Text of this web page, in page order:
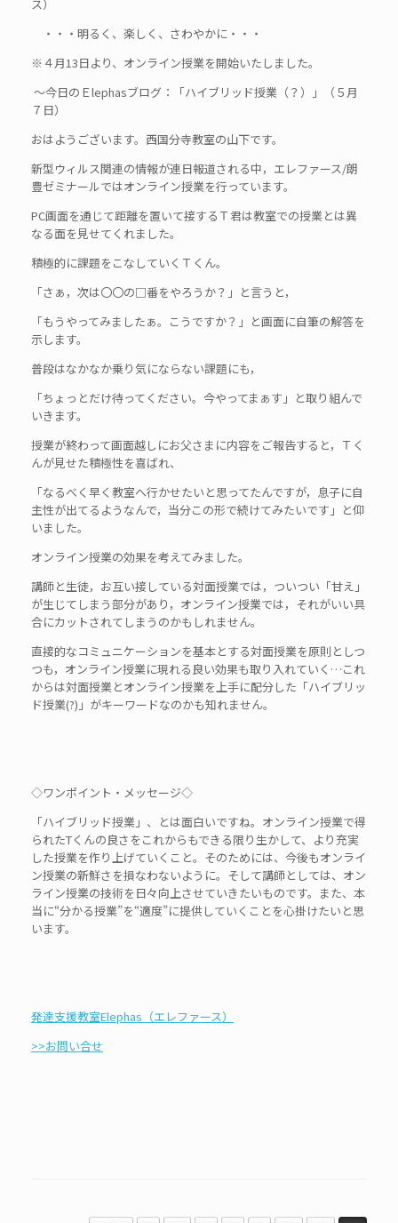
ス）
・・・明るく、楽しく、さわやかに・・・
※４月13日より、オンライン授業を開始いたしました。
～今日のＥlephasブログ：「ハイブリッド授業（？）」（５月
７日）
おはようございます。西国分寺教室の山下です。
新型ウィルス関連の情報が連日報道される中，エレファース/朗
豊ゼミナールではオンライン授業を行っています。
PC画面を通じて距離を置いて接するＴ君は教室での授業とは異
なる面を見せてくれました。
積極的に課題をこなしていくＴくん。
「さぁ，次は〇〇の□番をやろうか？」と言うと，
「もうやってみましたぁ。こうですか？」と画面に自筆の解答を
示します。
普段はなかなか乗り気にならない課題にも，
「ちょっとだけ待ってください。今やってまぁす」と取り組んで
いきます。
授業が終わって画面越しにお父さまに内容をご報告すると，Ｔく
んが見せた積極性を喜ばれ、
「なるべく早く教室へ行かせたいと思ってたんですが，息子に自
主性が出てるようなんで，当分この形で続けてみたいです」と仰
いました。
オンライン授業の効果を考えてみました。
講師と生徒，お互い接している対面授業では，ついつい「甘え」
が生じてしまう部分があり，オンライン授業では，それがいい具
合にカットされてしまうのかもしれません。
直接的なコミュニケーションを基本とする対面授業を原則としつ
つも，オンライン授業に現れる良い効果も取り入れていく…これ
からは対面授業とオンライン授業を上手に配分した「ハイブリッ
ド授業(?)」がキーワードなのかも知れません。
◇ワンポイント・メッセージ◇
「ハイブリッド授業」、とは面白いですね。オンライン授業で得
られたTくんの良さをこれからもできる限り生かして、より充実
した授業を作り上げていくこと。そのためには、今後もオンライ
ン授業の新鮮さを損なわないように。そして講師としては、オン
ライン授業の技術を日々向上させていきたいものです。また、本
当に“分かる授業”を“適度”に提供していくことを心掛けたいと思
います。
発達支援教室Elephas（エレファース）
>>お問い合せ